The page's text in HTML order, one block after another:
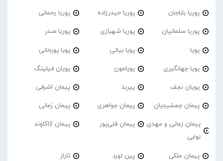
پوریا باباجان پوریا حیدرزاده پوریا رحمانی
پوریا سلمانیان پوریا شهبازی پوریا صدر
پویا پویا بیاتی پویا پورخانی
پویا جهانگیری پویامون پویان فیلینگ
پویان نجف پیربد پیمان اشرفی
پیمان جمشیدیان پیمان جواهری پیمان زمانی
پیمان زمانی و مهدی
نوابی
پیمان قلی‌پور پیمان کاکاوند
پیمان ملکی پین لورد تاراز